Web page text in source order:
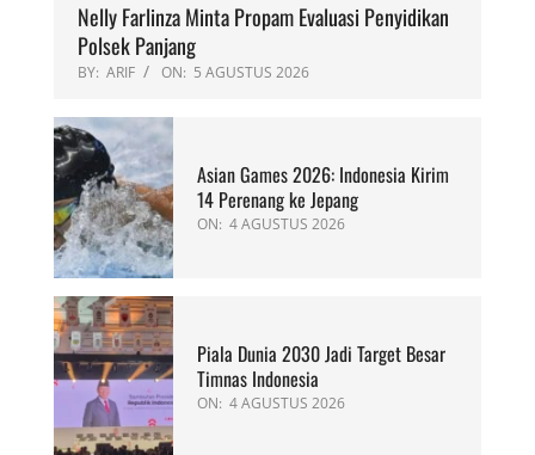
Nelly Farlinza Minta Propam Evaluasi Penyidikan
Polsek Panjang
BY: ARIF ON: 5 AGUSTUS 2026
Asian Games 2026: Indonesia Kirim
14 Perenang ke Jepang
ON: 4 AGUSTUS 2026
Piala Dunia 2030 Jadi Target Besar
Timnas Indonesia
ON: 4 AGUSTUS 2026